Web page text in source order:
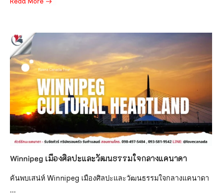
Winnipeg เมืองศิลปะและวัฒนธรรมใจกลางแคนาดา
ค้นพบเสน่ห์ Winnipeg เมืองศิลปะและวัฒนธรรมใจกลางแคนาดา
...